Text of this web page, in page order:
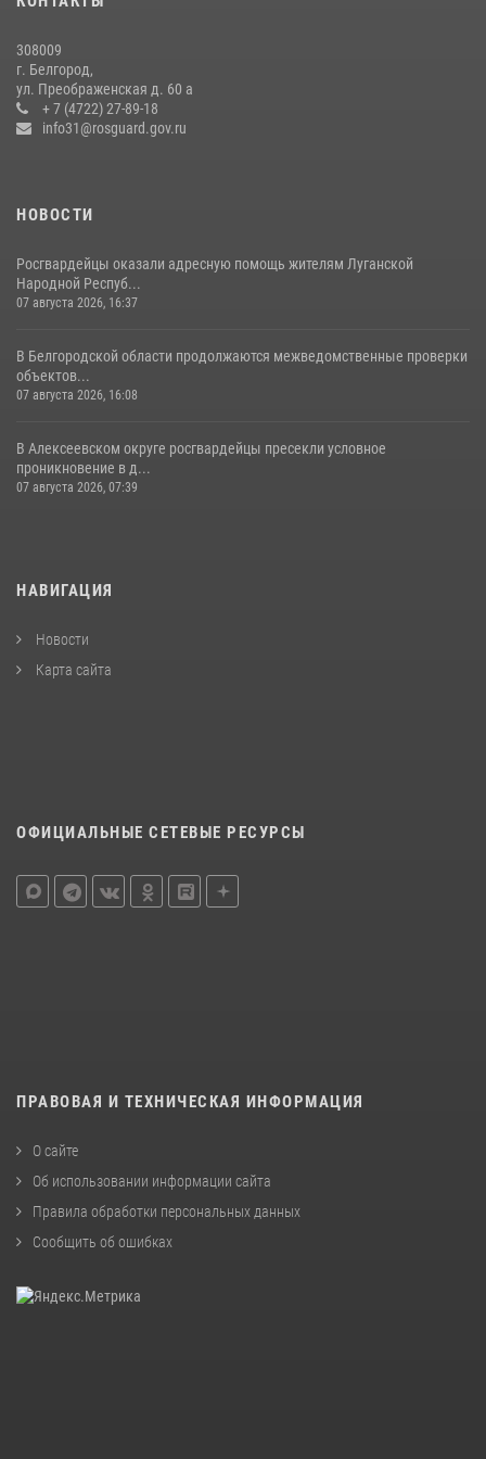
Белгородские росгвардейцы задержали рецидивиста за попытку
кражи из магазина
14 июля 2026, 07:13
308009
г. Белгород,
ул. Преображенская д. 60 а
+ 7 (4722) 27-89-18
info31@rosguard.gov.ru
НОВОСТИ
Росгвардейцы оказали адресную помощь жителям Луганской
Народной Респуб...
07 августа 2026, 16:37
В Белгородской области продолжаются межведомственные проверки
объектов...
07 августа 2026, 16:08
В Алексеевском округе росгвардейцы пресекли условное
проникновение в д...
07 августа 2026, 07:39
НАВИГАЦИЯ
Новости
Карта сайта
ОФИЦИАЛЬНЫЕ СЕТЕВЫЕ РЕСУРСЫ
ПРАВОВАЯ И ТЕХНИЧЕСКАЯ ИНФОРМАЦИЯ
О сайте
Об использовании информации сайта
Правила обработки персональных данных
Сообщить об ошибках